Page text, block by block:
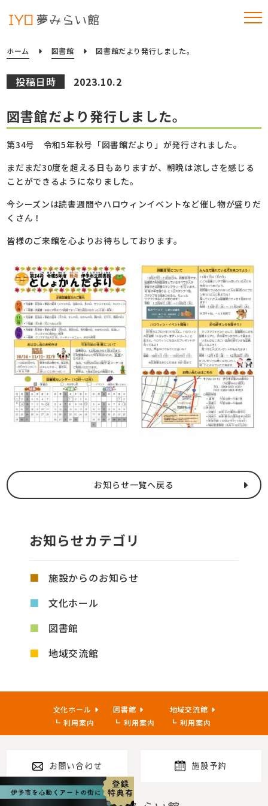
ホーム 図書館 図書館だより発行しました。
投稿日時 2023.10.2
図書館だより発行しました。
第34号 令和5年秋号「図書館だより」が発行されました。
まだまだ30度を超える日もありますが、朝晩は涼しさを感じる
ことができるようになりました。
今シーズンは読書週間やハロウィンイベントなど催し物が盛りだ
くさん！
皆様のご来館を心よりお待ちしております。
お知らせ一覧へ戻る
お知らせカテゴリ
施設からのお知らせ
文化ホール
図書館
地域交流館
文化ホール
利用案内
図書館
利用案内
地域交流館
利用案内
お問い合わせ 施設予約